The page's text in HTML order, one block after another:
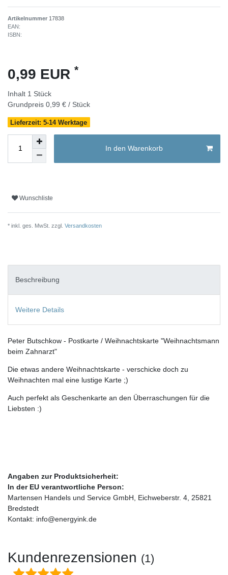
Artikelnummer 17838
EAN:
ISBN:
0,99 EUR *
Inhalt 1 Stück
Grundpreis 0,99 € / Stück
Lieferzeit: 5-14 Werktage
In den Warenkorb
Wunschliste
* inkl. ges. MwSt. zzgl. Versandkosten
Beschreibung
Weitere Details
Peter Butschkow - Postkarte / Weihnachtskarte "Weihnachtsmann
beim Zahnarzt"
Die etwas andere Weihnachtskarte - verschicke doch zu
Weihnachten mal eine lustige Karte ;)
Auch perfekt als Geschenkarte an den Überraschungen für die
Liebsten :)
Angaben zur Produktsicherheit:
In der EU verantwortliche Person:
Martensen Handels und Service GmbH, Eichweberstr. 4, 25821
Bredstedt
Kontakt: info@energyink.de
Kundenrezensionen (1)